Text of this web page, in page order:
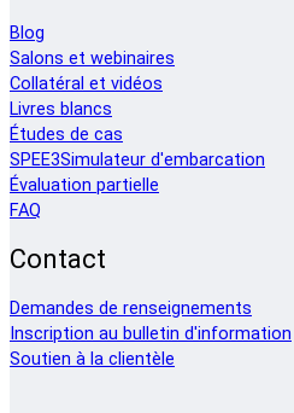
Blog
Salons et webinaires
Collatéral et vidéos
Livres blancs
Études de cas
SPEE3Simulateur d'embarcation
Évaluation partielle
FAQ
Contact
Demandes de renseignements
Inscription au bulletin d'information
Soutien à la clientèle